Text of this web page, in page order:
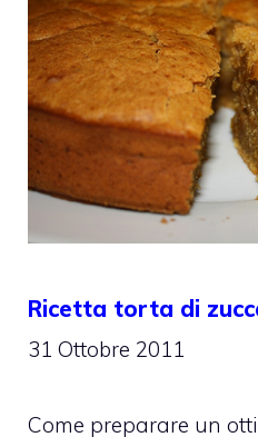
Ricetta torta di
31 Ottobre 2011
Come preparare un